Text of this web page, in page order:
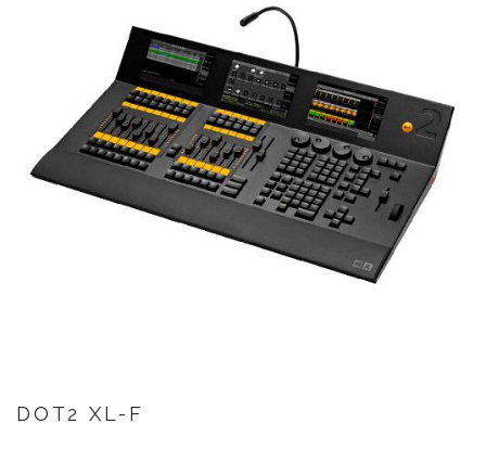
DOT2 XL-F